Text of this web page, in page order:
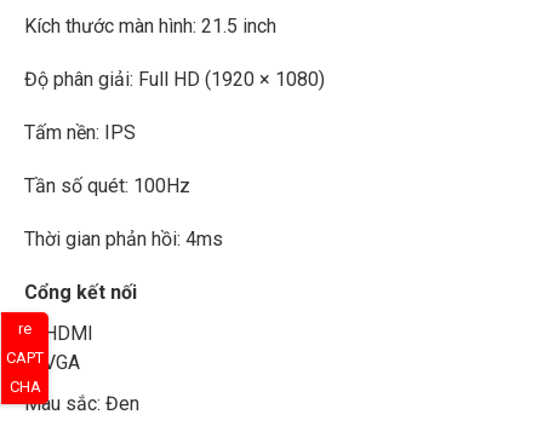
Kích thước màn hình: 21.5 inch
Độ phân giải: Full HD (1920 × 1080)
Tấm nền: IPS
Tần số quét: 100Hz
Thời gian phản hồi: 4ms
Cổng kết nối
1 × HDMI
1 × VGA
Màu sắc: Đen
re
CAPT
CHA